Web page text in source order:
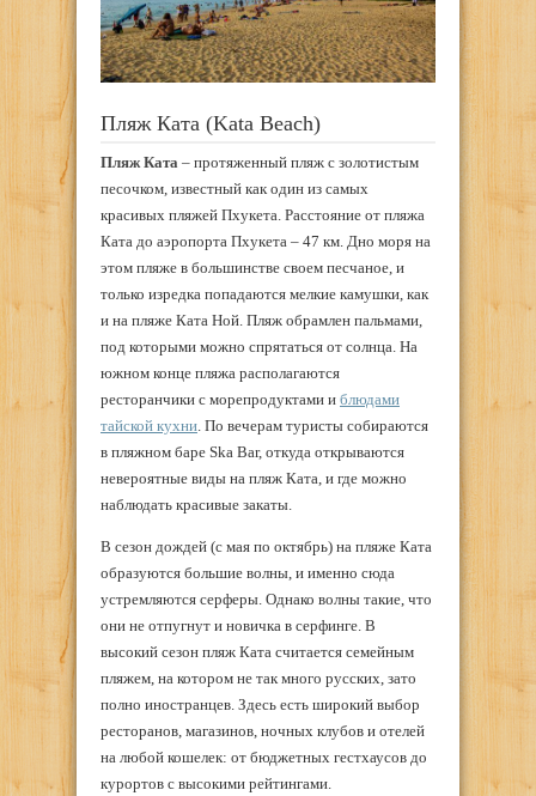
Пляж Ката (Kata Beach)
Пляж Ката – протяженный пляж с золотистым
песочком, известный как один из самых
красивых пляжей Пхукета. Расстояние от пляжа
Ката до аэропорта Пхукета – 47 км. Дно моря на
этом пляже в большинстве своем песчаное, и
только изредка попадаются мелкие камушки, как
и на пляже Ката Ной. Пляж обрамлен пальмами,
под которыми можно спрятаться от солнца. На
южном конце пляжа располагаются
ресторанчики с морепродуктами и блюдами
тайской кухни. По вечерам туристы собираются
в пляжном баре Ska Bar, откуда открываются
невероятные виды на пляж Ката, и где можно
наблюдать красивые закаты.
В сезон дождей (с мая по октябрь) на пляже Ката
образуются большие волны, и именно сюда
устремляются серферы. Однако волны такие, что
они не отпугнут и новичка в серфинге. В
высокий сезон пляж Ката считается семейным
пляжем, на котором не так много русских, зато
полно иностранцев. Здесь есть широкий выбор
ресторанов, магазинов, ночных клубов и отелей
на любой кошелек: от бюджетных гестхаусов до
курортов с высокими рейтингами.